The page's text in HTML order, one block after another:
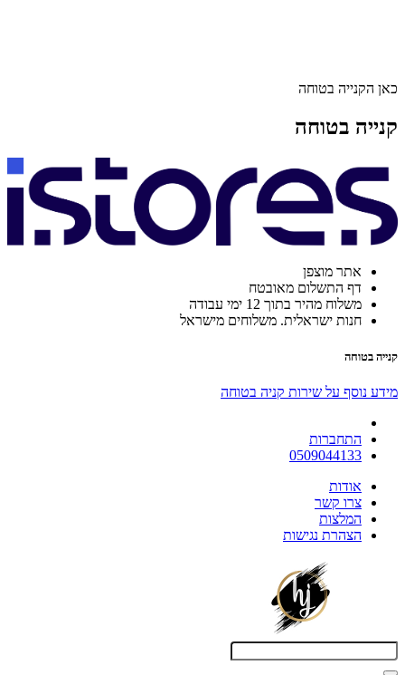
כאן הקנייה בטוחה
קנייה בטוחה
אתר מוצפן
דף התשלום מאובטח
משלוח מהיר בתוך 12 ימי עבודה
חנות ישראלית. משלוחים מישראל
קנייה בטוחה
מידע נוסף על שירות קניה בטוחה
התחברות
0509044133
אודות
צרו קשר
המלצות
הצהרת נגישות